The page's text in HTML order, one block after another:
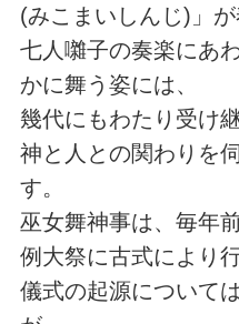
(みこまいしんじ)」が
七人囃子の奏楽にあ
かに舞う姿には、
幾代にもわたり受け
神と人との関わりを
す。
巫女舞神事は、毎年
例大祭に古式により
儀式の起源について